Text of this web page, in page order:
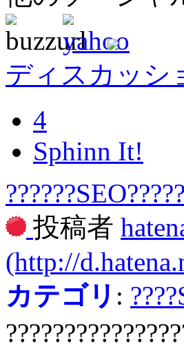
ディスカッシ
4
Sphinn It!
投稿者
(http://
カテゴリ :